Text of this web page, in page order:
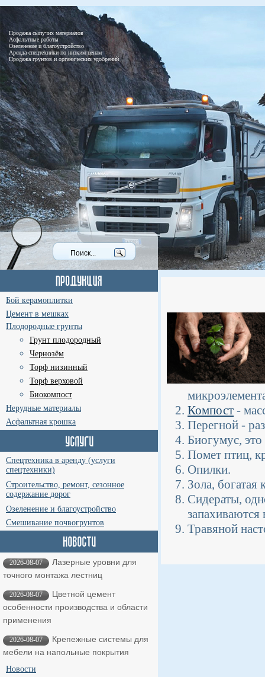
Продажа сыпучих материалов
Асфальтные работы
Озеленение и благоустройство
Аренда спецтехники по низким ценам
Продажа грунтов и органических удобрений
Бой керамоплитки
Цемент в мешках
Плодородные грунты
Грунт плодородный
Чернозём
Торф низинный
Торф верховой
Биокомпост
Нерудные материалы
Асфальтная крошка
Спецтехника в аренду (услуги
спецтехники)
Строительство, ремонт, сезонное
содержание дорог
Озеленение и благоустройство
Смешивание почвогрунтов
2026-08-07
Лазерные уровни для
точного монтажа лестниц
2026-08-07
Цветной цемент
особенности производства и области
применения
2026-08-07
Крепежные системы для
мебели на напольные покрытия
Новости
Компост -
Перегной -
Биогумус,
Помет птиц,
Опилки.
Зола,
Сидераты,
запахиваются
Травяной